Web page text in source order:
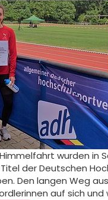
wurden in
der Deutschen
Den langen Weg
auf sich und